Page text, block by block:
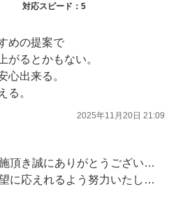
対応スピード：5
めの提案で
がるとかもない。
心出来る。
る。
2025年11月20日 21:09
この度、当社で車検実施頂き誠にありがとうございました。
応えれるよう努力いたします。
、いつでもご相談ください。